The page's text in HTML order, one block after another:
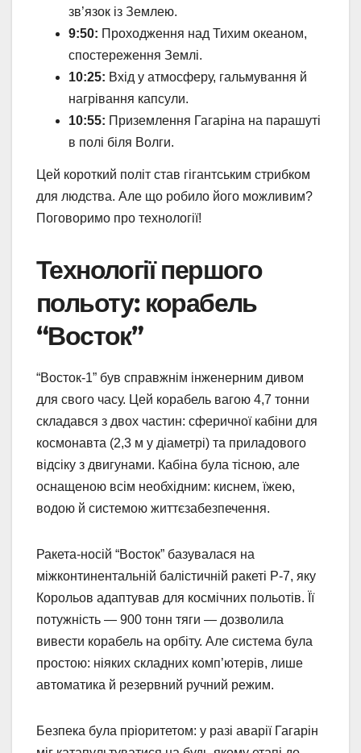
зв’язок із Землею.
9:50: Проходження над Тихим океаном,
спостереження Землі.
10:25: Вхід у атмосферу, гальмування й
нагрівання капсули.
10:55: Приземлення Гагаріна на парашуті
в полі біля Волги.
Цей короткий політ став гігантським стрибком
для людства. Але що робило його можливим?
Поговоримо про технології!
Технології першого
польоту: корабель
“Восток”
“Восток-1” був справжнім інженерним дивом
для свого часу. Цей корабель вагою 4,7 тонни
складався з двох частин: сферичної кабіни для
космонавта (2,3 м у діаметрі) та приладового
відсіку з двигунами. Кабіна була тісною, але
оснащеною всім необхідним: киснем, їжею,
водою й системою життєзабезпечення.
Ракета-носій “Восток” базувалася на
міжконтинентальній балістичній ракеті Р-7, яку
Корольов адаптував для космічних польотів. Її
потужність — 900 тонн тяги — дозволила
вивести корабель на орбіту. Але система була
простою: ніяких складних комп’ютерів, лише
автоматика й резервний ручний режим.
Безпека була пріоритетом: у разі аварії Гагарін